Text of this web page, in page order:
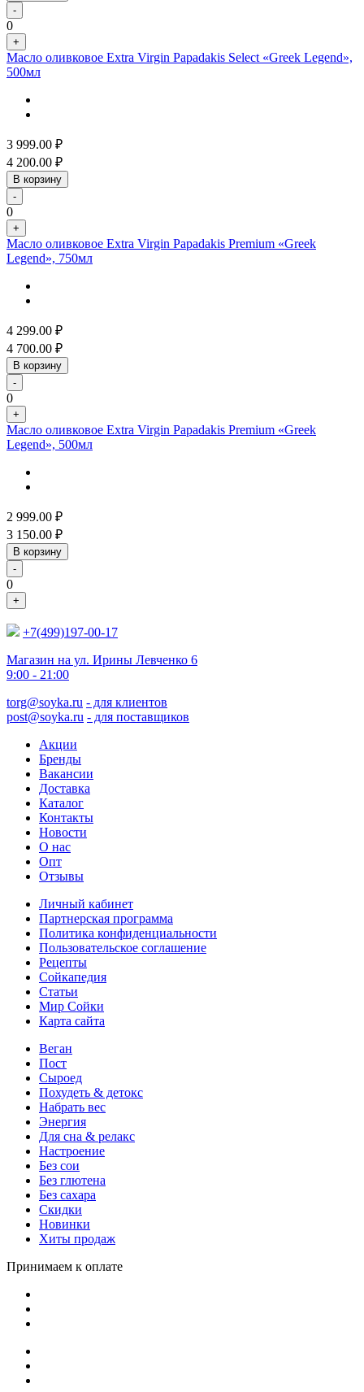
-
0
+
Масло оливковое Extra Virgin Papadakis Select «Greek Legend»,
500мл
3 999.00 ₽
4 200.00 ₽
В корзину
-
0
+
Масло оливковое Extra Virgin Papadakis Premium «Greek
Legend», 750мл
4 299.00 ₽
4 700.00 ₽
В корзину
-
0
+
Масло оливковое Extra Virgin Papadakis Premium «Greek
Legend», 500мл
2 999.00 ₽
3 150.00 ₽
В корзину
-
0
+
+7(499)197-00-17
Магазин на ул. Ирины Левченко 6
9:00 - 21:00
torg@soyka.ru - для клиентов
post@soyka.ru - для поставщиков
Акции
Бренды
Вакансии
Доставка
Каталог
Контакты
Новости
О нас
Опт
Отзывы
Личный кабинет
Партнерская программа
Политика конфиденциальности
Пользовательское соглашение
Рецепты
Сойкапедия
Статьи
Мир Сойки
Карта сайта
Веган
Пост
Сыроед
Похудеть & детокс
Набрать вес
Энергия
Для сна & релакс
Настроение
Без сои
Без глютена
Без сахара
Скидки
Новинки
Хиты продаж
Принимаем к оплате